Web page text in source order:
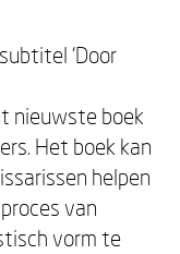
‘Door
nieuwste boek
Het boek kan
helpen
van
vorm te